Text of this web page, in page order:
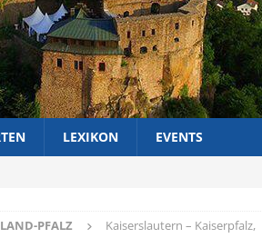
LEXIKON EVENTS
PFALZ
Kaiserslautern – Kaiserpfalz,